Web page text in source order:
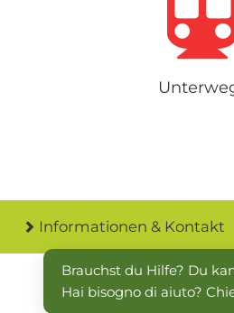
Informationen & Kontakt
Brauchst du Hilfe? Du
Hai bisogno di aiuto?